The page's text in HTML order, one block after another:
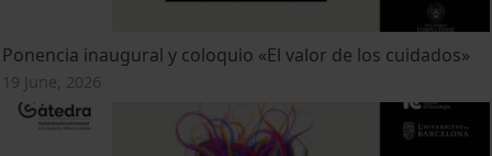
Ponencia inaugural y coloquio «El valor de los cuidados»
19 June, 2026